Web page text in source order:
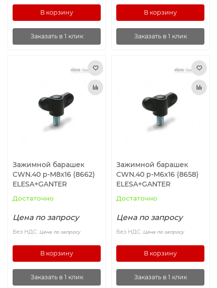
Станочные приспособления
В корзину
Заказать в 1 клик
В корзину
Заказать в 1 клик
Зажимной барашек
CWN.40 p-M8x16 (8662)
ELESA+GANTER
Достаточно
Цена по запросу
Без НДС: Цена по запросу
В корзину
Заказать в 1 клик
Зажимной барашек
CWN.40 p-M6x16 (8658)
ELESA+GANTER
Достаточно
Цена по запросу
Без НДС: Цена по запросу
В корзину
Заказать в 1 клик